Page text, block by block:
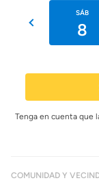
SÁB
8
Tenga en cuenta que
COMUNIDAD Y